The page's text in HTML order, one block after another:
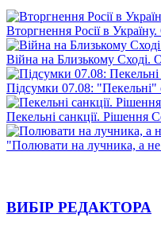
Вторгнення Росії в
Війна на Близькому Сході.
Підсумки 07.08: "Пекельні"
Пекельні санкції.
"Полювати на лучника, а не
ВИБІР РЕДАКТОРА